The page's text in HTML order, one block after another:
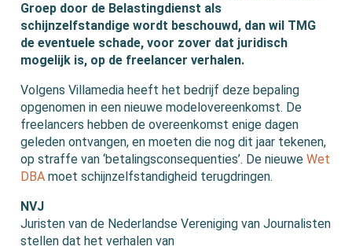
Groep door de Belastingdienst als
schijnzelfstandige wordt beschouwd, dan wil TMG
de eventuele schade, voor zover dat juridisch
mogelijk is, op de freelancer verhalen.
Volgens Villamedia heeft het bedrijf deze bepaling
opgenomen in een nieuwe modelovereenkomst. De
freelancers hebben de overeenkomst enige dagen
geleden ontvangen, en moeten die nog dit jaar tekenen,
op straffe van ‘betalingsconsequenties’. De nieuweWet
DBA moet schijnzelfstandigheid terugdringen.
NVJ
Juristen van de Nederlandse Vereniging van Journalisten
stellen dat het verhalen van